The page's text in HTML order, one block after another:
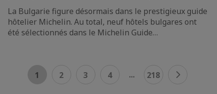
La Bulgarie figure désormais dans le prestigieux guide
hôtelier Michelin. Au total, neuf hôtels bulgares ont
été sélectionnés dans le Michelin Guide…
1 2 3 4 ... 218